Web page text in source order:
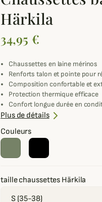
Härkila
34,95 €
Chaussettes en laine mérinos
Renforts talon et pointe pour
Composition confortable et
Protection thermique efficace
Confort longue durée en
Durabilité optimisée pour
Plus de détails
Couleurs
taille chaussettes Härkila